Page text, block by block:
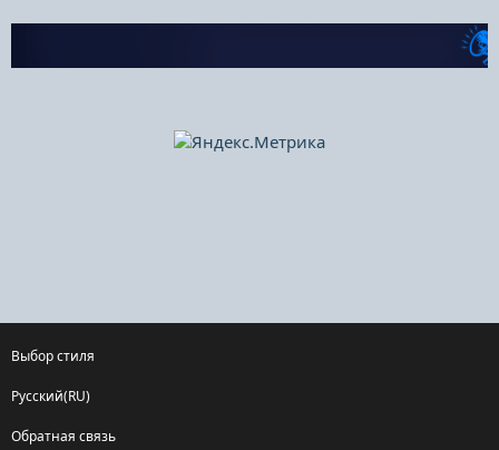
Выбор стиля
Русский(RU)
Обратная связь